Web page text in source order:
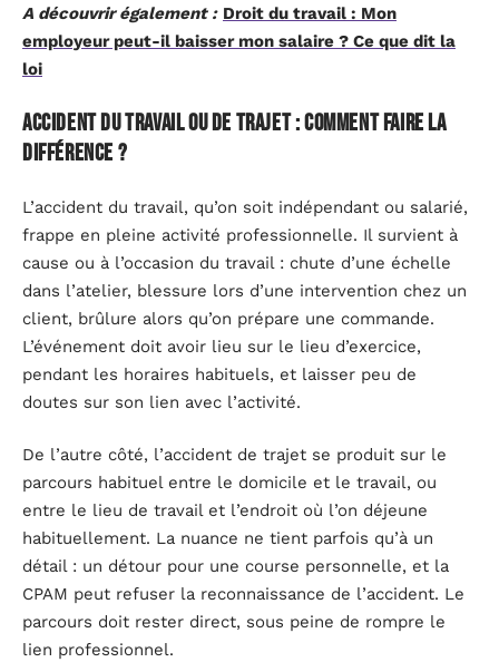
A découvrir également : Droit du travail : Mon
employeur peut-il baisser mon salaire ? Ce que dit la
loi
Accident du travail ou de trajet : comment faire la
différence ?
L’accident du travail, qu’on soit indépendant ou salarié,
frappe en pleine activité professionnelle. Il survient à
cause ou à l’occasion du travail : chute d’une échelle
dans l’atelier, blessure lors d’une intervention chez un
client, brûlure alors qu’on prépare une commande.
L’événement doit avoir lieu sur le lieu d’exercice,
pendant les horaires habituels, et laisser peu de
doutes sur son lien avec l’activité.
De l’autre côté, l’accident de trajet se produit sur le
parcours habituel entre le domicile et le travail, ou
entre le lieu de travail et l’endroit où l’on déjeune
habituellement. La nuance ne tient parfois qu’à un
détail : un détour pour une course personnelle, et la
CPAM peut refuser la reconnaissance de l’accident. Le
parcours doit rester direct, sous peine de rompre le
lien professionnel.